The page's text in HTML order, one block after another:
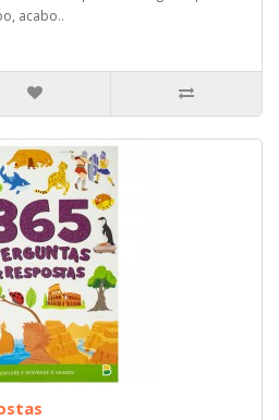
acabo..